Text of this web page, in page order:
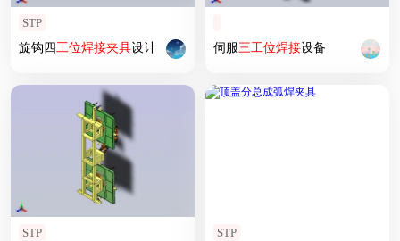
STP
旋钩四工位焊接夹具设计 伺服三工位焊接设备
STP STP